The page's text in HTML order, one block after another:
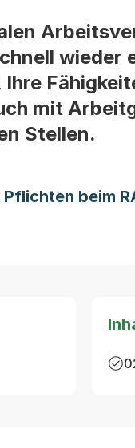
wieder
mit
Stellen.
Pflichten beim